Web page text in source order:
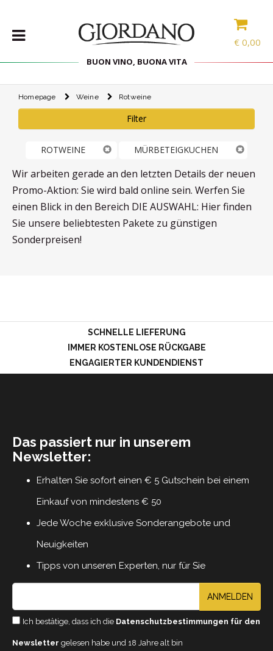
€ 0,00
BUON VINO, BUONA VITA
WEINE
PROBIERPAKETE
INTERNATIONALE
AUSWAHL
ANGEBOTE
LOGIN
Homepage Weine Rotweine
Filter
ROTWEINE MÜRBETEIGKUCHEN
Wir arbeiten gerade an den letzten Details der neuen
Promo-Aktion: Sie wird bald online sein. Werfen Sie
einen Blick in den Bereich DIE AUSWAHL: Hier finden
Sie unsere beliebtesten Pakete zu günstigen
Sonderpreisen!
SCHNELLE LIEFERUNG
IMMER KOSTENLOSE RÜCKGABE
ENGAGIERTER KUNDENDIENST
Das passiert nur in unserem
Newsletter:
Erhalten Sie sofort einen € 5 Gutschein bei einem
Einkauf von mindestens € 50
Jede Woche exklusive Sonderangebote und
Neuigkeiten
Tipps von unseren Experten, nur für Sie
ANMELDEN
Ich bestätige, dass ich die Datenschutzbestimmungen für den
Newsletter gelesen habe und 18 Jahre alt bin